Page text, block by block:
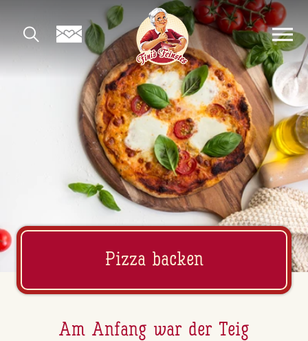
Pizza backen
Am Anfang war der Teig